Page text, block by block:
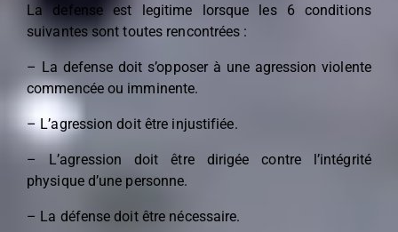
La defense est legitime lorsque les 6 conditions
suivantes sont toutes rencontrées :
– La defense doit s’opposer à une agression violente
commencée ou imminente.
– L’agression doit être injustifiée.
– L’agression doit être dirigée contre l’intégrité
physique d’une personne.
– La défense doit être nécessaire.